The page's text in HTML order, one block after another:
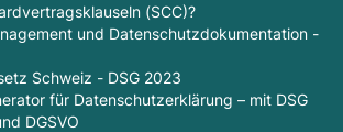
(SCC)?
und Datenschutzdokumentation -
Schweiz - DSG 2023
für Datenschutzerklärung – mit DSG
DGSVO